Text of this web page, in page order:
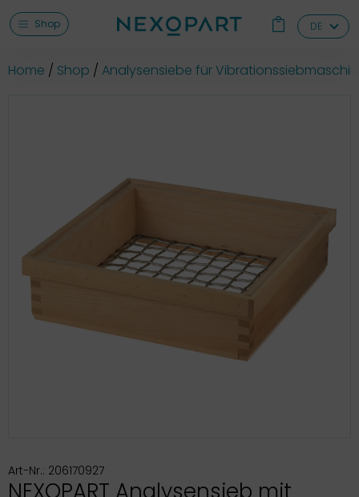
Shop DE
Home Shop Analysensiebe für
Art-Nr.: 206170927